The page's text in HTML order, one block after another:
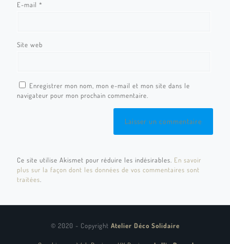
E-mail *
Site web
Enregistrer mon nom, mon e-mail et mon site dans le
navigateur pour mon prochain commentaire.
Ce site utilise Akismet pour réduire les indésirables. En savoir
plus sur la façon dont les données de vos commentaires sont
traitées
© 2020 - Copyright Atelier Déco Solidaire